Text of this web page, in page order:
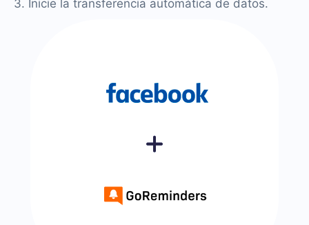
3. Inicie la transferencia automática de datos.